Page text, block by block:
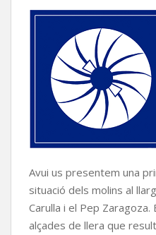
Avui us presentem una
situació dels molins al
Carulla i el Pep
alçades de llera que